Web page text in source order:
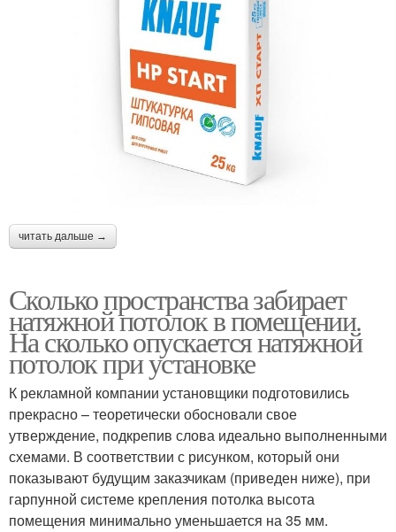
читать дальше →
Сколько пространства забирает
натяжной потолок в помещении.
На сколько опускается натяжной
потолок при установке
К рекламной компании установщики подготовились
прекрасно – теоретически обосновали свое
утверждение, подкрепив слова идеально выполненными
схемами. В соответствии с рисунком, который они
показывают будущим заказчикам (приведен ниже), при
гарпунной системе крепления потолка высота
помещения минимально уменьшается на 35 мм.